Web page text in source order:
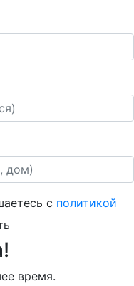
с политикой
время.